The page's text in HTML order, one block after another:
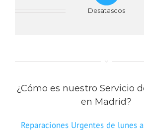
Desatascos
¿Cómo es nuestro Servicio
en Madrid?
Reparaciones Urgentes de lunes